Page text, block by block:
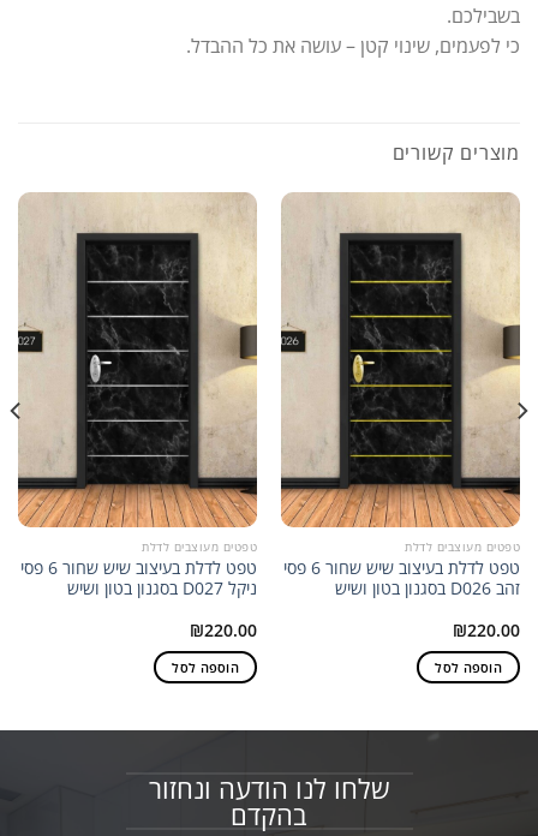
בשבילכם.
כי לפעמים, שינוי קטן – עושה את כל ההבדל.
מוצרים קשורים
טפטים מעוצבים לדלת
טפט לדלת בעיצוב שיש שחור 6 פסי
זהב D026 בסגנון בטון ושיש
₪220.00
הוספה לסל
טפטים מעוצבים לדלת
טפט לדלת בעיצוב שיש שחור 6 פסי
ניקל D027 בסגנון בטון ושיש
₪220.00
הוספה לסל
שלחו לנו הודעה ונחזור
בהקדם